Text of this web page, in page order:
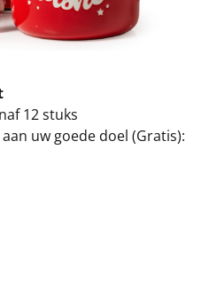
12 stuks
uw goede doel (Gratis):